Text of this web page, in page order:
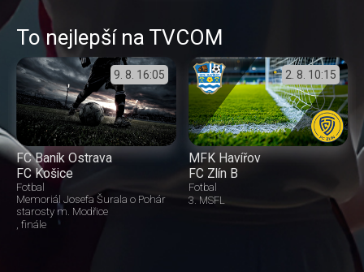
To nejlepší na TVCOM
9. 8. 16:05
FC Baník Ostrava
FC Košice
Fotbal
Memoriál Josefa Šurala o Pohár
starosty m. Modřice
finále
2. 8. 10:15
MFK Havířov
FC Zlín B
Fotbal
3. MSFL